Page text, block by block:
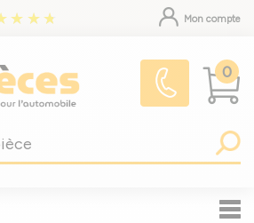
Mon compte
0